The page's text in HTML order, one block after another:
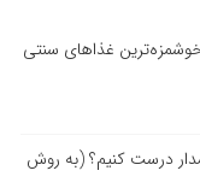
غذاهای سنتی
درست کنیم؟ (به روش